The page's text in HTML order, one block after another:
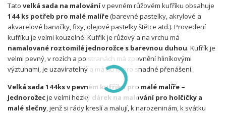
Tato velká sada na malovánív pevném růžovém kufříku obsahuje
144 ks potřeb pro malé malíře(barevné pastelky, akrylové a
akvarelové barvičky, fixy, olejové pastelky štětce atd.). Provedení
kufříku je velmi kouzelné. Kufřík je růžový a na vrchu má
namalované roztomilé jednorožce s barevnou duhou. Kufřík je
velmi pevný, v rozích a po stranách má zpevnění hliníkovými
výztuhami, je uzavíratelný a má ucho pro snadné přenášení.
Velká sada 144ks v pevném kufříku pro malé malíře –
Jednorožecje velmi hezký dárek na malování pro holčičky a
malé slečny, jenž si rády kreslí a malují, k narozeninám, k svátku